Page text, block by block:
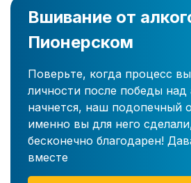
Вшивание от
Пионерском
Поверьте, когда процесс
личности после победы над
начнется, наш подопечный
именно вы для него
бесконечно благодарен!
вместе